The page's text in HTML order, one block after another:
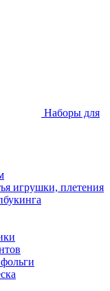
Наборы для
игрушки, плетения